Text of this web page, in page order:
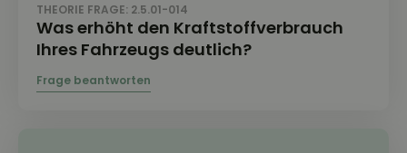
THEORIE FRAGE: 2.5.01-014
Was erhöht den Kraftstoffverbrauch
Ihres Fahrzeugs deutlich?